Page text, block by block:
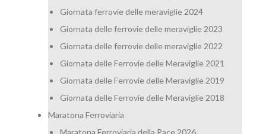
Giornata ferrovie delle meraviglie 2024
Giornata delle ferrovie delle meraviglie 2023
Giornata delle ferrovie delle meraviglie 2022
Giornata delle Ferrovie delle Meraviglie 2021
Giornata delle Ferrovie delle Meraviglie 2019
Giornata delle Ferrovie delle Meraviglie 2018
Maratona Ferroviaria
Maratona Ferroviaria della Pace 2026